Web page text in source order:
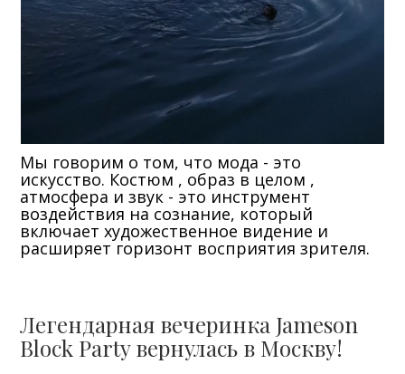
Мы говорим о том, что мода - это
искусство. Костюм , образ в целом ,
атмосфера и звук - это инструмент
воздействия на сознание, который
включает художественное видение и
расширяет горизонт восприятия зрителя.
Легендарная вечеринка Jameson
Block Party вернулась в Москву!